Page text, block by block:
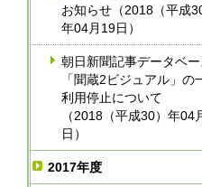
お知らせ（2018（平成30
年04月19日）
朝日新聞記事データベー
「聞蔵2ビジュアル」の
利用停止について
（2018（平成30）年04
日）
2017年度